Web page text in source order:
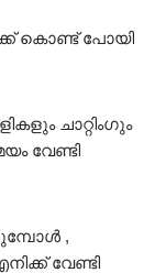
കൊണ്ട് പോയി
ചാറ്റിംഗും
വേണ്ടി
,
വേണ്ടി